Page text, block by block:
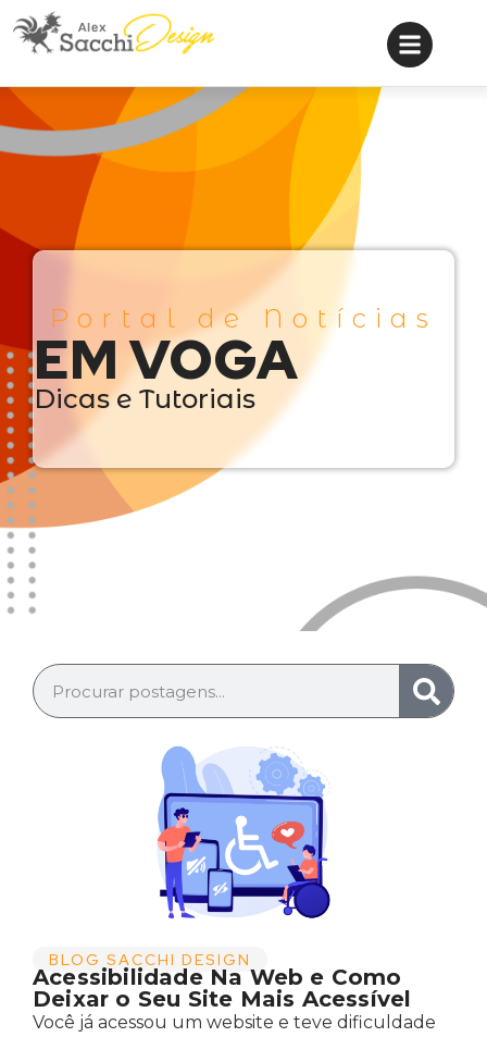
Portal de Notícias
EM VOGA
Dicas e Tutoriais
BLOG SACCHI DESIGN
Acessibilidade Na Web e Como
Deixar o Seu Site Mais Acessível
Você já acessou um website e teve dificuldade